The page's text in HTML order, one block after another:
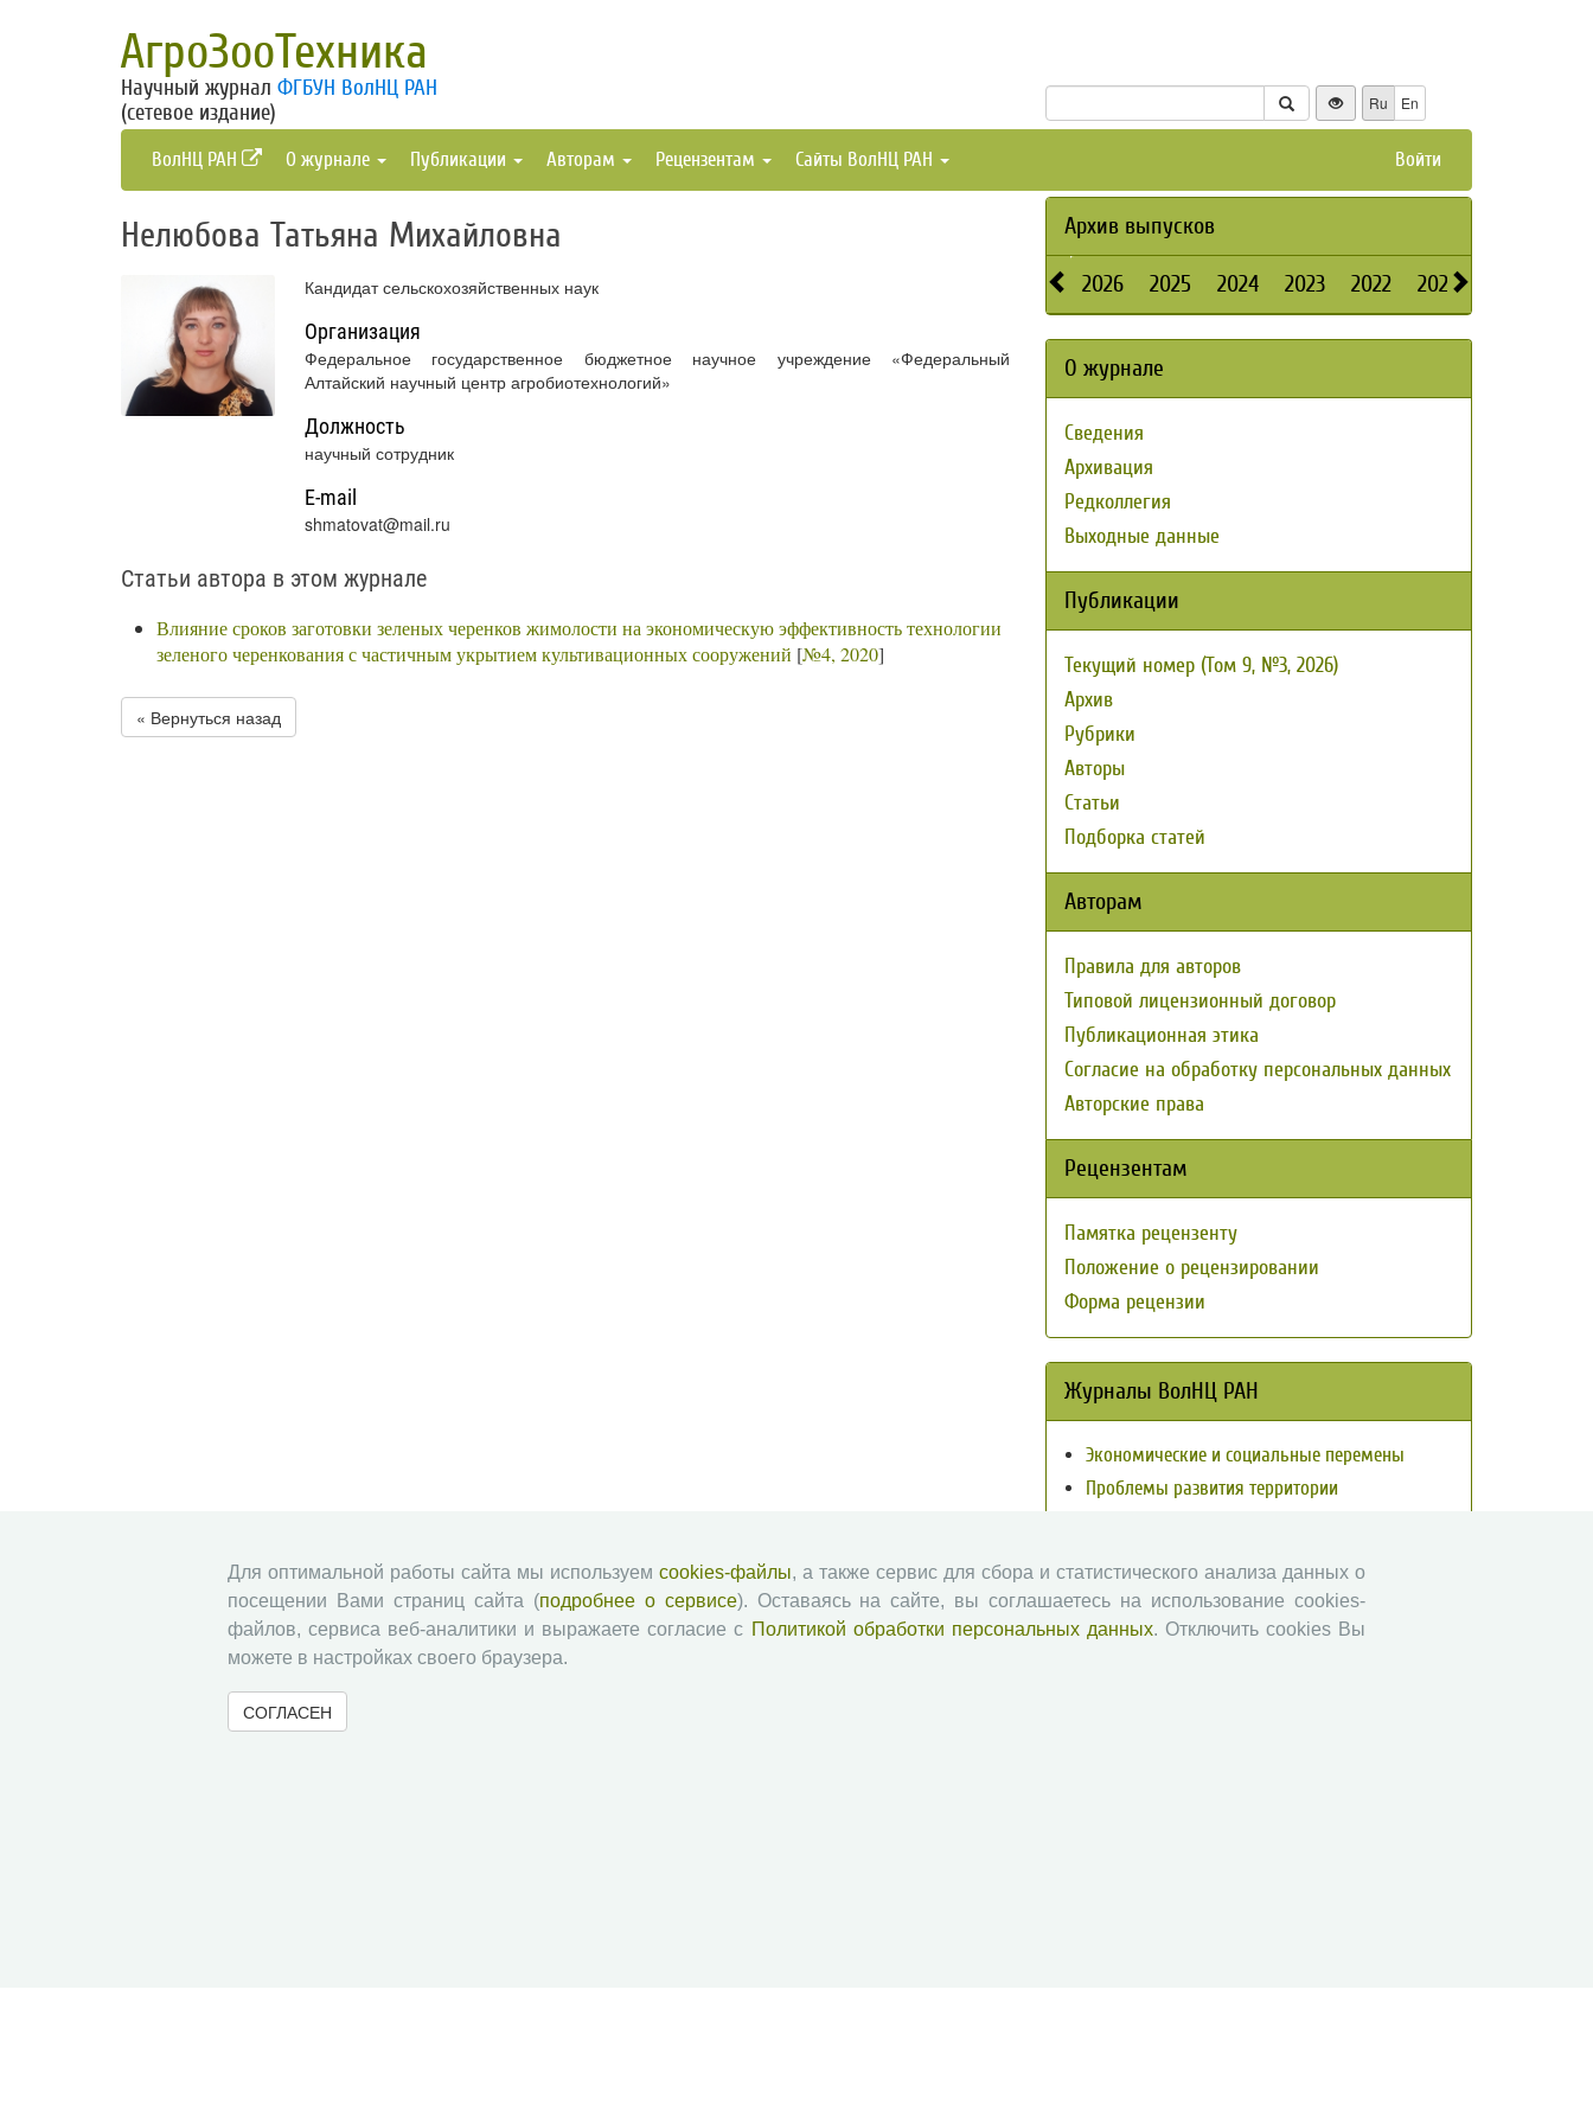
АгроЗооТехника
Научный журнал ФГБУН ВолНЦ РАН
(сетевое издание)
Ru En
ВолНЦ РАН О журнале Публикации Авторам Рецензентам Сайты ВолНЦ РАН Войти
Нелюбова Татьяна Михайловна
Кандидат сельскохозяйственных наук
Организация
Федеральное государственное бюджетное научное учреждение «Федеральный
Алтайский научный центр агробиотехнологий»
Должность
научный сотрудник
E-mail
shmatovat@mail.ru
Статьи автора в этом журнале
Влияние сроков заготовки зеленых черенков жимолости на экономическую эффективность технологии
зеленого черенкования с частичным укрытием культивационных сооружений [№4, 2020]
« Вернуться назад
Архив выпусков
2026 2025 2024 2023 2022 2021
О журнале
Сведения
Архивация
Редколлегия
Выходные данные
Публикации
Текущий номер (Том 9, №3, 2026)
Архив
Рубрики
Авторы
Статьи
Подборка статей
Авторам
Правила для авторов
Типовой лицензионный договор
Публикационная этика
Согласие на обработку персональных данных
Авторские права
Рецензентам
Памятка рецензенту
Положение о рецензировании
Форма рецензии
Журналы ВолНЦ РАН
Экономические и социальные перемены
Проблемы развития территории
АгроЗооТехника
Для оптимальной работы сайта мы используем cookies-файлы, а также сервис для сбора и статистического анализа данных о
посещении Вами страниц сайта (подробнее о сервисе). Оставаясь на сайте, вы соглашаетесь на использование cookies-
файлов, сервиса веб-аналитики и выражаете согласие с Политикой обработки персональных данных. Отключить cookies Вы
можете в настройках своего браузера.
СОГЛАСЕН